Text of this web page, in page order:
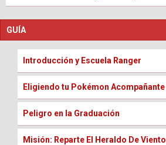
GUÍA
Introducción y Escuela Ranger
Eligiendo tu Pokémon Acompañante
Peligro en la Graduación
Misión: Reparte El Heraldo De Viento